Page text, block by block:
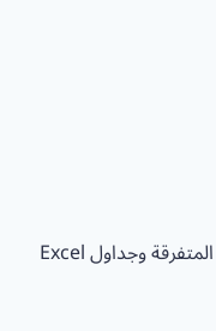
كما يقلل ذلك من الاعتماد على الملفات المتفرقة وجداول Excel